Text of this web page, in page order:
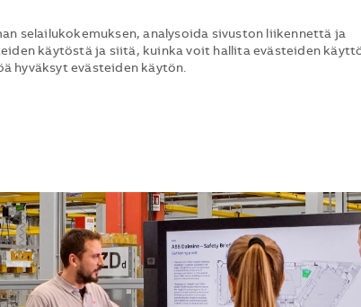
selailukokemuksen, analysoida sivuston liikennettä ja
käytöstä ja siitä, kuinka voit hallita evästeiden
hyväksyt evästeiden käytön.